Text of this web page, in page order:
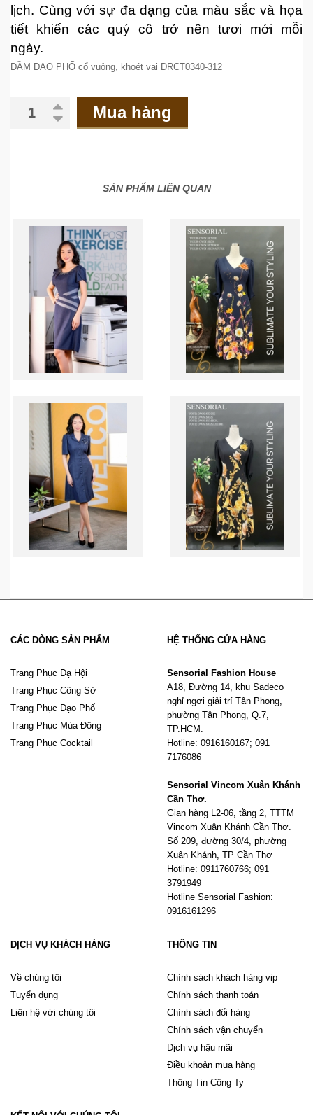
lịch. Cùng với sự đa dạng của màu sắc và họa
tiết khiến các quý cô trở nên tươi mới mỗi
ngày.
ĐẦM DẠO PHỐ cổ vuông, khoét vai DRCT0340-312
Mua hàng
SẢN PHẨM LIÊN QUAN
CÁC DÒNG SẢN PHẨM
Trang Phục Dạ Hội
Trang Phục Công Sở
Trang Phục Dạo Phố
Trang Phục Mùa Đông
Trang Phục Cocktail
HỆ THỐNG CỬA HÀNG
Sensorial Fashion House
A18, Đường 14, khu Sadeco
nghỉ ngơi giải trí Tân Phong,
phường Tân Phong, Q.7,
TP.HCM.
Hotline: 0916160167; 091
7176086
Sensorial Vincom Xuân Khánh
Cần Thơ.
Gian hàng L2-06, tầng 2, TTTM
Vincom Xuân Khánh Cần Thơ.
Số 209, đường 30/4, phường
Xuân Khánh, TP Cần Thơ
Hotline: 0911760766; 091
3791949
Hotline Sensorial Fashion:
0916161296
DỊCH VỤ KHÁCH HÀNG
Về chúng tôi
Tuyển dụng
Liên hệ với chúng tôi
THÔNG TIN
Chính sách khách hàng vip
Chính sách thanh toán
Chính sách đổi hàng
Chính sách vận chuyển
Dịch vụ hậu mãi
Điều khoản mua hàng
Thông Tin Công Ty